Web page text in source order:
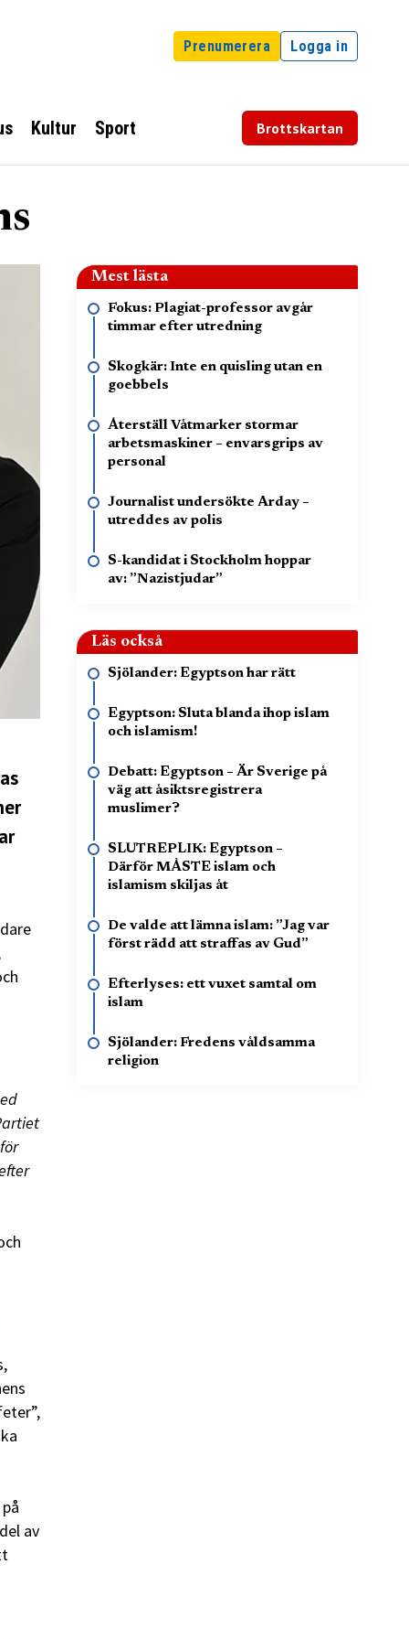
Prenumerera Logga in
Kultur Sport Brottskartan
av
Mest lästa
Fokus: Plagiat-professor avgår
timmar efter utredning
Skogkär: Inte en quisling utan en
goebbels
Återställ Våtmarker stormar
arbetsmaskiner – envarsgrips av
personal
Journalist undersökte Arday –
utreddes av polis
S-kandidat i Stockholm hoppar
av: ”Nazistjudar”
Läs också
Egyptson: Sluta blanda ihop islam
och islamism!
Debatt: Egyptson – Är Sverige på
väg att åsiktsregistrera
muslimer?
SLUTREPLIK: Egyptson –
Därför MÅSTE islam och
islamism skiljas åt
De valde att lämna islam: ”Jag var
först rädd att straffas av Gud”
Efterlyses: ett vuxet samtal om
islam
Sjölander: Fredens våldsamma
religion